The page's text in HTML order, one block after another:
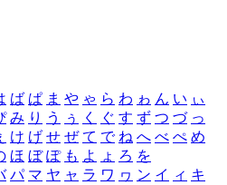
ば ぱ ま や ゃ ら わ ゎ ん い ぃ
み り う ぅ く ぐ す ず つ づ っ
け げ せ ぜ て で ね へ べ ぺ め
ほ ぼ ぽ も よ ょ ろ を
パ マ ヤ ャ ラ ワ ヮ ン イ ィ キ